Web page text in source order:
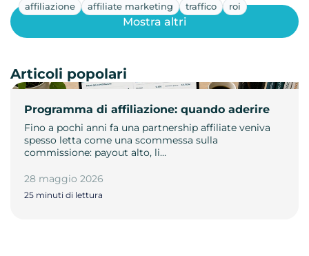
affiliazione affiliate marketing traffico roi
Programma di affiliazione: quando aderire
Fino a pochi anni fa una partnership affiliate veniva
spesso letta come una scommessa sulla
commissione: payout alto, li…
28 maggio 2026
25 minuti di lettura
Mostra altri
Articoli popolari